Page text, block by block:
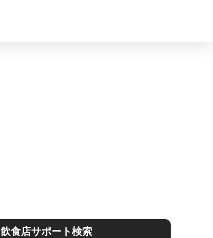
飲食店サポート検索